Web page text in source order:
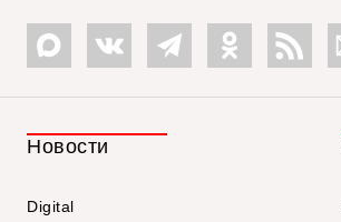
Новости
Digital